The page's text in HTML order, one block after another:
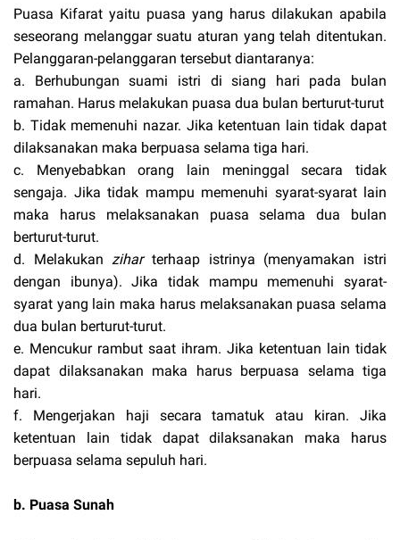
Puasa Kifarat yaitu puasa yang harus dilakukan apabila
seseorang melanggar suatu aturan yang telah ditentukan.
Pelanggaran-pelanggaran tersebut diantaranya:
a. Berhubungan suami istri di siang hari pada bulan
ramahan. Harus melakukan puasa dua bulan berturut-turut
b. Tidak memenuhi nazar. Jika ketentuan lain tidak dapat
dilaksanakan maka berpuasa selama tiga hari.
c. Menyebabkan orang lain meninggal secara tidak
sengaja. Jika tidak mampu memenuhi syarat-syarat lain
maka harus melaksanakan puasa selama dua bulan
berturut-turut.
d. Melakukanziharterhaap istrinya (menyamakan istri
dengan ibunya). Jika tidak mampu memenuhi syarat-
syarat yang lain maka harus melaksanakan puasa selama
dua bulan berturut-turut.
e. Mencukur rambut saat ihram. Jika ketentuan lain tidak
dapat dilaksanakan maka harus berpuasa selama tiga
hari.
f. Mengerjakan haji secara tamatuk atau kiran. Jika
ketentuan lain tidak dapat dilaksanakan maka harus
berpuasa selama sepuluh hari.
b. Puasa Sunah